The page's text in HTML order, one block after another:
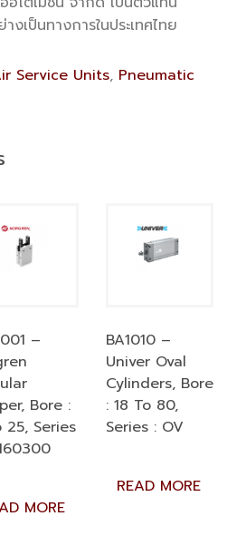
างเป็นทางการในประเทศไทย
Service Units, Pneumatic
–
Bore :
25, Series
MORE
BA1010 –
Univer Oval
Cylinders, Bore
: 18 To 80,
Series : OV
READ MORE